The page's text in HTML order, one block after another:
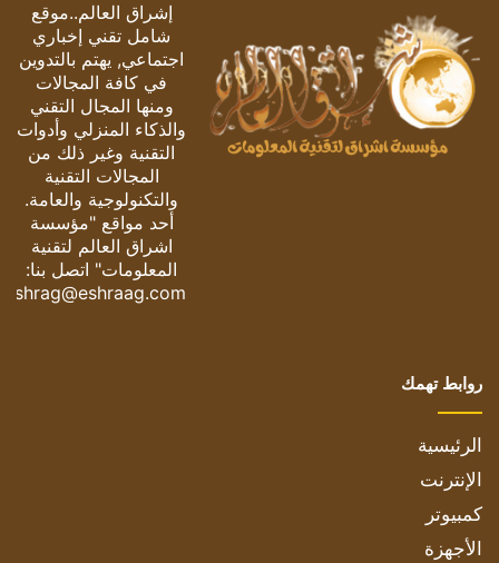
إشراق العالم..موقع
شامل تقني إخباري
اجتماعي, يهتم بالتدوين
في كافة المجالات
ومنها المجال التقني
والذكاء المنزلي وأدوات
التقنية وغير ذلك من
المجالات التقنية
والتكنولوجية والعامة.
أحد مواقع "مؤسسة
اشراق العالم لتقنية
المعلومات" اتصل بنا:
eshrag@eshraag.com
روابط تهمك
الرئيسية
الإنترنت
كمبيوتر
الأجهزة